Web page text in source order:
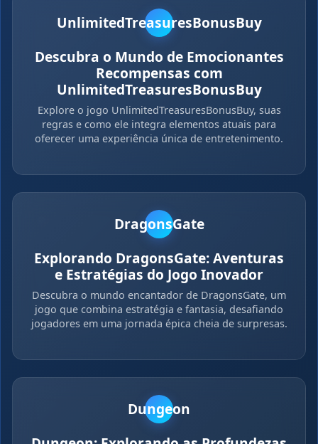
UnlimitedTreasuresBonusBuy
Descubra o Mundo de Emocionantes
Recompensas com
UnlimitedTreasuresBonusBuy
Explore o jogo UnlimitedTreasuresBonusBuy, suas
regras e como ele integra elementos atuais para
oferecer uma experiência única de entretenimento.
DragonsGate
Explorando DragonsGate: Aventuras
e Estratégias do Jogo Inovador
Descubra o mundo encantador de DragonsGate, um
jogo que combina estratégia e fantasia, desafiando
jogadores em uma jornada épica cheia de surpresas.
Dungeon